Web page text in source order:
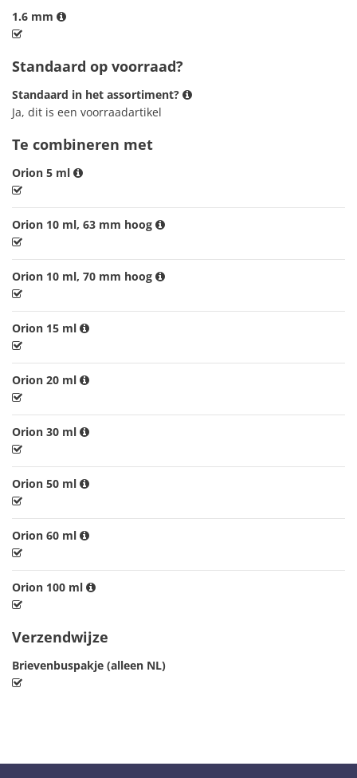
1.6 mm
Standaard op voorraad?
Standaard in het assortiment?
Ja, dit is een voorraadartikel
Te combineren met
Orion 5 ml
Orion 10 ml, 63 mm hoog
Orion 10 ml, 70 mm hoog
Orion 15 ml
Orion 20 ml
Orion 30 ml
Orion 50 ml
Orion 60 ml
Orion 100 ml
Verzendwijze
Brievenbuspakje (alleen NL)